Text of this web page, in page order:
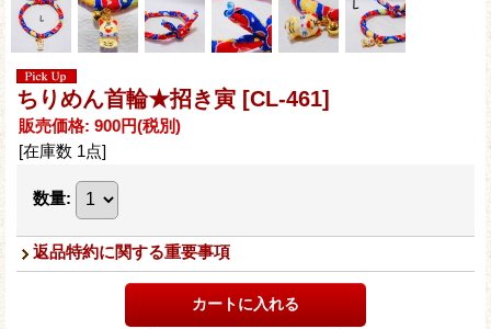
ちりめん首輪★招き寅 [CL-461]
販売価格: 900円(税別)
[在庫数 1点]
数量:
返品特約に関する重要事項